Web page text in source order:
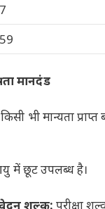
मानदंड
भी मान्यता
में छूट उपलब्ध है।
शुल्क: परीक्षा